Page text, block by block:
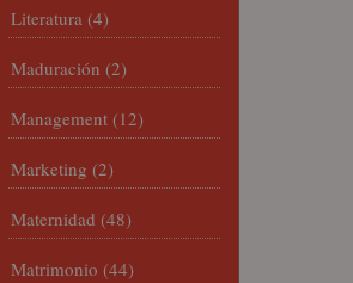
Literatura (4)
Maduración (2)
Management (12)
Marketing (2)
Maternidad (48)
Matrimonio (44)